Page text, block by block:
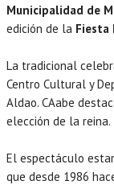
Municipalidad de
edición de la Fiesta
La tradicional
Centro Cultural y
Aldao. CAabe
elección de la reina.
El espectáculo
que desde 1986